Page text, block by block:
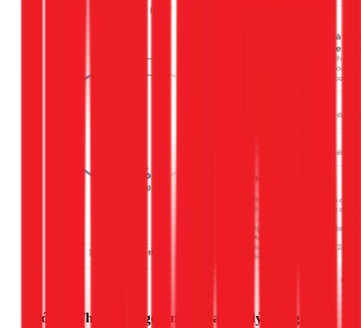
Bước 2: Thay đổi ngôn ngữ của Trợ lý Google